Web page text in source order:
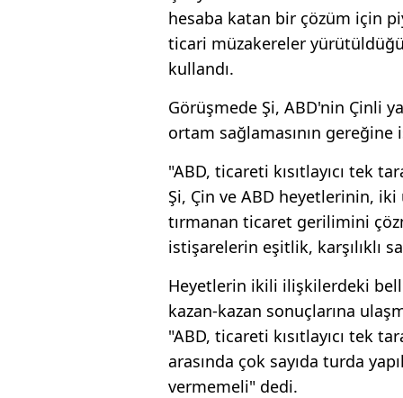
hesaba katan bir çözüm için
ticari müzakereler
kullandı.
Görüşmede Şi, ABD'nin Çinli
ortam sağlamasının
"ABD, ticareti kısıtlayıcı tek
Şi, Çin ve ABD heyetlerinin, iki
tırmanan ticaret gerilimini
istişarelerin eşitlik, karşılıklı
Heyetlerin ikili ilişkilerdeki
kazan-kazan sonuçlarına
"ABD, ticareti kısıtlayıcı tek
arasında çok sayıda turda
vermemeli" dedi.